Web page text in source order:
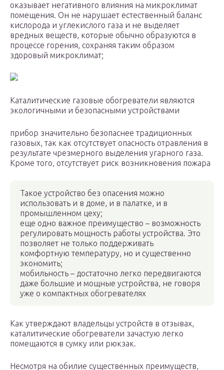
оказывает негативного влияния на микроклимат
помещения. Он не нарушает естественный баланс
кислорода и углекислого газа и не выделяет
вредных веществ, которые обычно образуются в
процессе горения, сохраняя таким образом
здоровый микроклимат;
Каталитические газовые обогреватели являются
экологичными и безопасными устройствами
прибор значительно безопаснее традиционных
газовых, так как отсутствует опасность отравления в
результате чрезмерного выделения угарного газа.
Кроме того, отсутствует риск возникновения пожара
Такое устройство без опасения можно
использовать и в доме, и в палатке, и в
промышленном цеху;
еще одно важное преимущество – возможность
регулировать мощность работы устройства. Это
позволяет не только поддерживать
комфортную температуру, но и существенно
экономить;
мобильность – достаточно легко передвигаются
даже большие и мощные устройства, не говоря
уже о компактных обогревателях
Как утверждают владельцы устройств в отзывах,
каталитические обогреватели зачастую легко
помещаются в сумку или рюкзак.
Несмотря на обилие существенных преимуществ,